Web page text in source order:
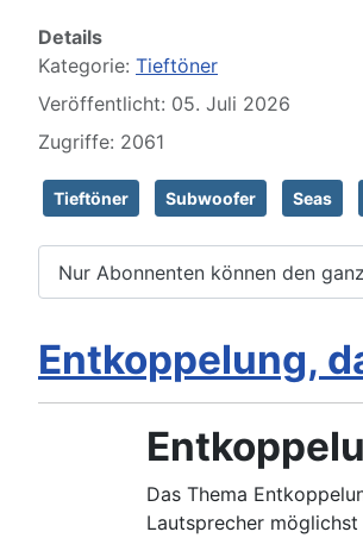
Details
Kategorie: Tieftöner
Veröffentlicht: 05. Juli 2026
Zugriffe: 2061
Tieftöner Subwoofer Seas
Nur Abonnenten können den
Entkoppelung,
Das Thema
Lautsprecher